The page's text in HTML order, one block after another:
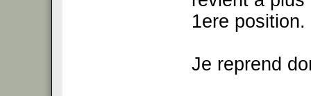
1ere position.
Je reprend